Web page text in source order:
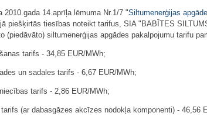
2010.gada 14.aprīļa lēmuma Nr.1/7 "Siltumenerģijas
piešķirtās tiesības noteikt tarifus, SIA "BABĪTES
(piedāvāto) siltumenerģijas apgādes pakalpojumu tarifu
tarifs - 34,85 EUR/MWh;
un sadales tarifs - 6,67 EUR/MWh;
tarifs - 2,86 EUR/MWh;
(ar dabasgāzes akcīzes nodokļa komponenti) - 46,56